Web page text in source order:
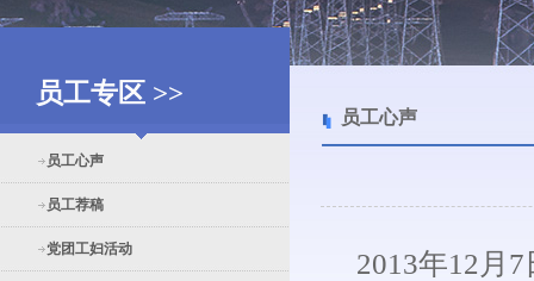
员工专区 >>
员工心声
员工荐稿
党团工妇活动
员工心声
2013年12月7